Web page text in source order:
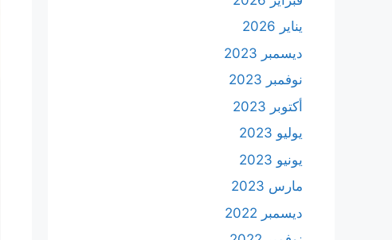
يناير 2026
ديسمبر 2023
نوفمبر 2023
أكتوبر 2023
يوليو 2023
يونيو 2023
مارس 2023
ديسمبر 2022